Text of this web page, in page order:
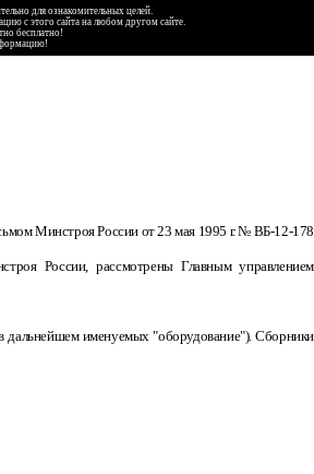
для ознакомительных целей.
с этого сайта на любом другом сайте.
бесплатно!
Минстроя России от 23 мая 1995 г. № ВБ-12-178
России, рассмотрены Главным управлением
дальнейшем именуемых "оборудование"). Сборники